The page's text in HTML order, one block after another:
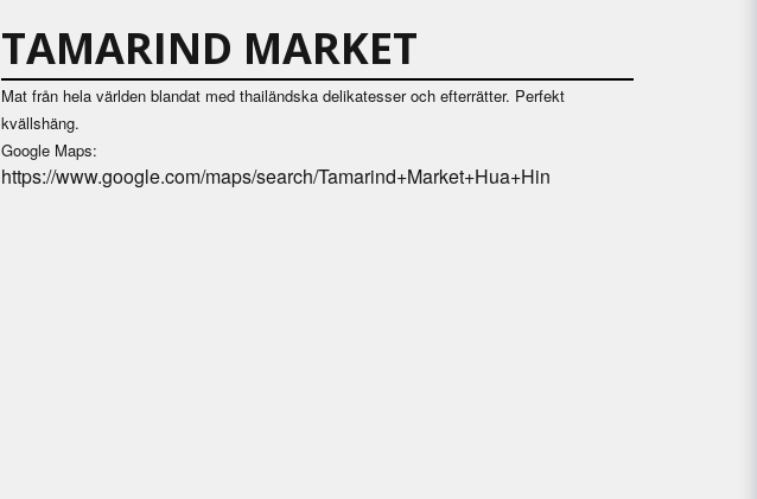
TAMARIND MARKET
Mat från hela världen blandat med thailändska delikatesser och efterrätter. Perfekt
kvällshäng.
Google Maps:
https://www.google.com/maps/search/Tamarind+Market+Hua+Hin